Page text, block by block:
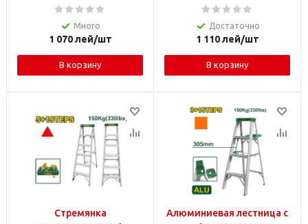
Много
1 070лей/шт
В корзину
Достаточно
1 110лей/шт
В корзину
Стремянка
Алюминиевая лестница с